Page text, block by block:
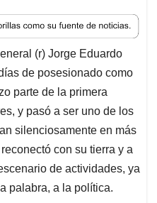
(r) Jorge Eduardo
de posesionado como
parte de la primera
y pasó a ser uno de los
silenciosamente en más
con su tierra y a
de actividades, ya
palabra, a la política.